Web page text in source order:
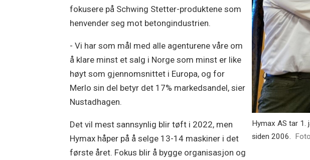
Hymax AS tar 1.
siden 2006.
fokusere på Schwing Stetter-produktene som
henvender seg mot betongindustrien.
- Vi har som mål med alle agenturene våre om
å klare minst et salg i Norge som minst er like
høyt som gjennomsnittet i Europa, og for
Merlo sin del betyr det 17% markedsandel, sier
Nustadhagen.
Det vil mest sannsynlig blir tøft i 2022, men
Hymax håper på å selge 13-14 maskiner i det
første året. Fokus blir å bygge organisasjon og